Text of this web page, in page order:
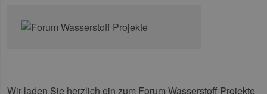
Wir laden Sie herzlich ein zum Forum Wasserstoff Projekte